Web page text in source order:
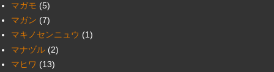
マガモ (5)
マガン (7)
マキノセンニュウ (1)
マナヅル (2)
マヒワ (13)